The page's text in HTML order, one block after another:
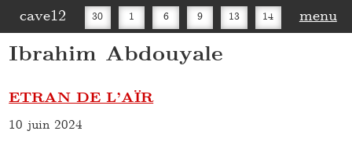
cave12 30 1 6 9 13 14
20 30
menu
Ibrahim Abdouyale
ETRAN DE L’AÏR
10 juin 2024